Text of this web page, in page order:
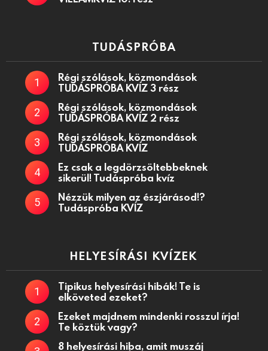
TUDÁSPRÓBA
Régi szólások, közmondások
TUDÁSPRÓBA KVÍZ 3 rész
Régi szólások, közmondások
TUDÁSPRÓBA KVÍZ 2 rész
Régi szólások, közmondások
TUDÁSPRÓBA KVÍZ
Ez csak a legdörzsöltebbeknek
sikerül! Tudáspróba kvíz
Nézzük milyen az észjárásod!?
Tudáspróba KVÍZ
HELYESÍRÁSI KVÍZEK
Tipikus helyesírási hibák! Te is
elköveted ezeket?
Ezeket majdnem mindenki rosszul írja!
Te köztük vagy?
8 helyesírási hiba, amit muszáj